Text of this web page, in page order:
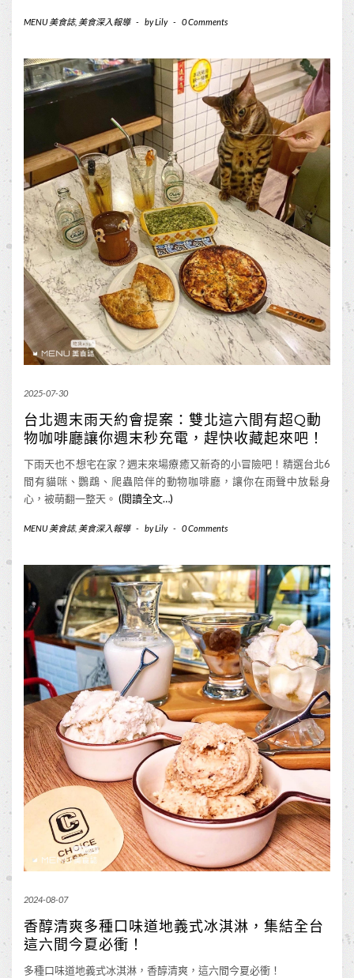
MENU 美食誌, 美食深入報導 - byLily - 0 Comments
2025-07-30
台北週末雨天約會提案：雙北這六間有超Q動
物咖啡廳讓你週末秒充電，趕快收藏起來吧！
下雨天也不想宅在家？週末來場療癒又新奇的小冒險吧！精選台北6
間有貓咪、鸚鵡、爬蟲陪伴的動物咖啡廳，讓你在雨聲中放鬆身
心，被萌翻一整天。 (閱讀全文…)
MENU 美食誌, 美食深入報導 - byLily - 0 Comments
2024-08-07
香醇清爽多種口味道地義式冰淇淋，集結全台
這六間今夏必衝！
多種口味道地義式冰淇淋，香醇清爽，這六間今夏必衝！